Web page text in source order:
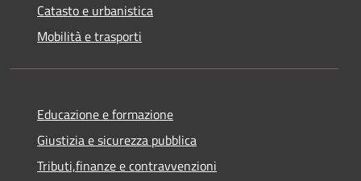
Catasto e urbanistica
Mobilità e trasporti
Educazione e formazione
Giustizia e sicurezza pubblica
Tributi,finanze e contravvenzioni